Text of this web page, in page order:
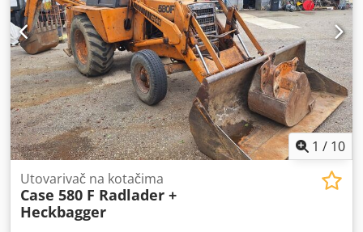
1 / 10
Utovarivač na kotačima
Case 580 F Radlader +
Heckbagger